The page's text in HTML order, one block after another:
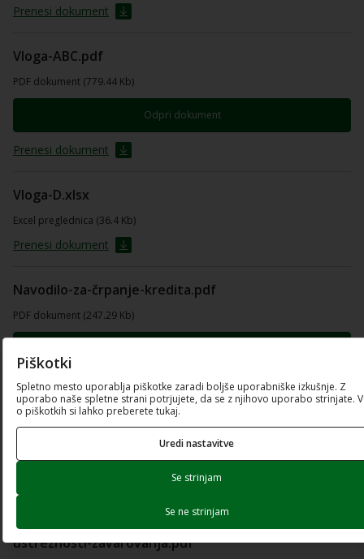
Prenesi dokument
Vloga-ABC.pdf
PDF dokument (779.44 Kb)
Odpri dokument
Prenesi dokument
Vloga-D.xlsx
Excel preglednica (36.4 Kb)
Prenesi dokument
Navodilo-za-črpanje-kredita.pdf
PDF dokument (247.29 Kb)
Prenesi dokument
Vloga-E.xlsx
Elementi-presoje-kreditne-sposobnosti-in-
ustreznosti-zavarovanja.pdf
Piškotki
Spletno mesto uporablja piškotke zaradi boljše uporabniške izkušnje. Z
uporabo naše spletne strani potrjujete, da se z njihovo uporabo strinjate.
o piškotkih si lahko preberete tukaj.
Uredi nastavitve
Se strinjam
Se ne strinjam